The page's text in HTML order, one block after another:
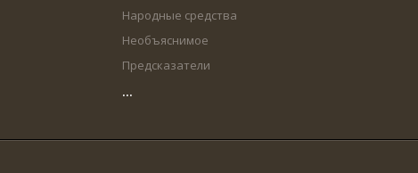
Народные средства
Необъяснимое
Предсказатели
...